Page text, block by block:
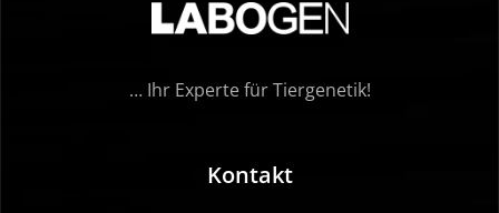
… Ihr Experte für Tiergenetik!
Kontakt